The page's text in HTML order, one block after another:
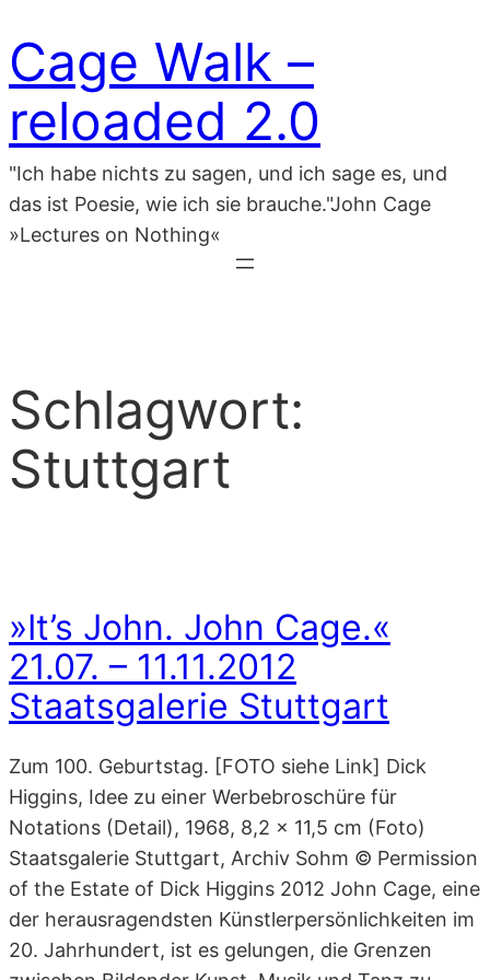
Inhalt
springen
Cage Walk –
reloaded 2.0
"Ich habe nichts zu sagen, und ich sage es, und
das ist Poesie, wie ich sie brauche."John Cage
»Lectures on Nothing«
Schlagwort:
Stuttgart
»It’s John. John Cage.«
21.07. – 11.11.2012
Staatsgalerie Stuttgart
Zum 100. Geburtstag. [FOTO siehe Link] Dick
Higgins, Idee zu einer Werbebroschüre für
Notations (Detail), 1968, 8,2 x 11,5 cm (Foto)
Staatsgalerie Stuttgart, Archiv Sohm © Permission
of the Estate of Dick Higgins 2012 John Cage, eine
der herausragendsten Künstlerpersönlichkeiten im
20. Jahrhundert, ist es gelungen, die Grenzen